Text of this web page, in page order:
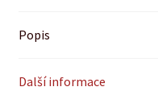
Popis
Další informace